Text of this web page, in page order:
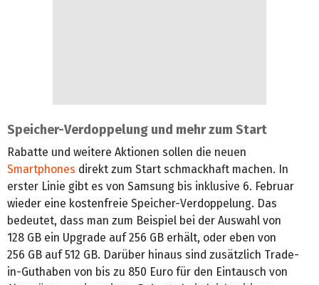
Speicher-Verdoppelung und mehr zum Start
Rabatte und weitere Aktionen sollen die neuen
Smartphones direkt zum Start schmackhaft machen. In
erster Linie gibt es von Samsung bis inklusive 6. Februar
wieder eine kostenfreie Speicher-Verdoppelung. Das
bedeutet, dass man zum Beispiel bei der Auswahl von
128 GB ein Upgrade auf 256 GB erhält, oder eben von
256 GB auf 512 GB. Darüber hinaus sind zusätzlich Trade-
in-Guthaben von bis zu 850 Euro für den Eintausch von